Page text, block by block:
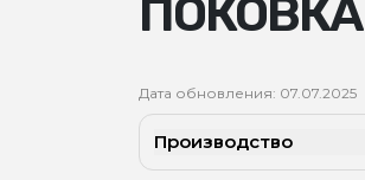
Дата обновления: 07.07.2025
Производство